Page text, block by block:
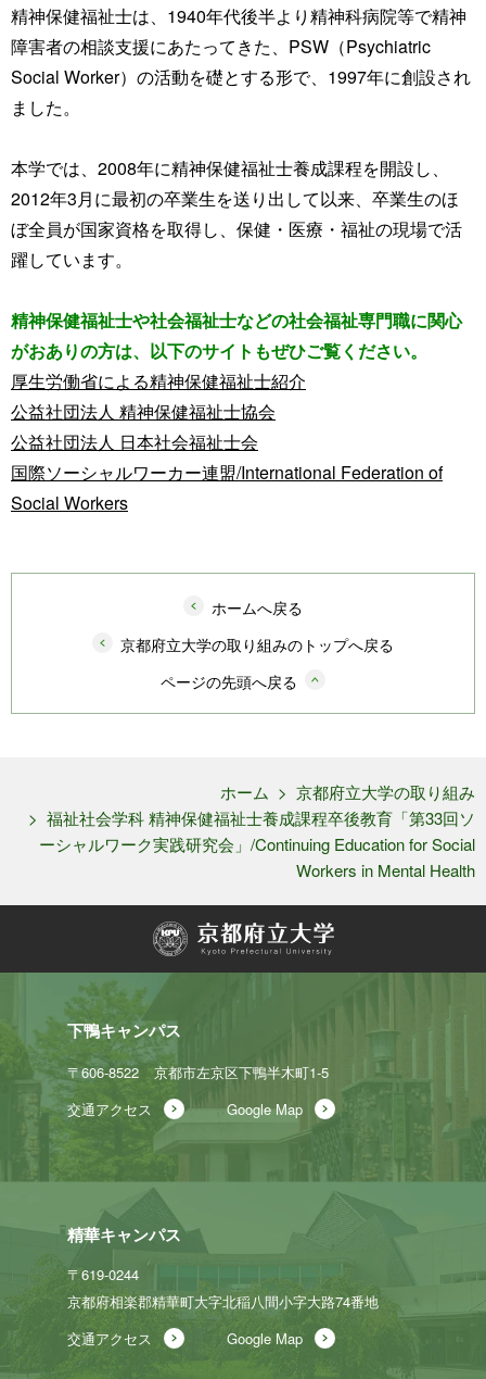
精神保健福祉士は、1940年代後半より精神科病院等で精神
障害者の相談支援にあたってきた、PSW（Psychiatric
Social Worker）の活動を礎とする形で、1997年に創設され
ました。
本学では、2008年に精神保健福祉士養成課程を開設し、
2012年3月に最初の卒業生を送り出して以来、卒業生のほ
ぼ全員が国家資格を取得し、保健・医療・福祉の現場で活
躍しています。
精神保健福祉士や社会福祉士などの社会福祉専門職に関心
がおありの方は、以下のサイトもぜひご覧ください。
厚生労働省による精神保健福祉士紹介
公益社団法人 精神保健福祉士協会
公益社団法人 日本社会福祉士会
国際ソーシャルワーカー連盟/International Federation of
Social Workers
京都府立大学の取り組みのトップへ戻る
ホームへ戻る
ページの先頭へ戻る
ホーム > 京都府立大学の取り組み
> 福祉社会学科 精神保健福祉士養成課程卒後教育「第33回ソ
ーシャルワーク実践研究会」/Continuing Education for Social
Workers in Mental Health
下鴨キャンパス
〒606-8522
京都市左京区下鴨半木町1-5
交通アクセス
Google Map
精華キャンパス
〒619-0244
京都府相楽郡精華町大字北稲八間小字大路74番地
交通アクセス
Google Map